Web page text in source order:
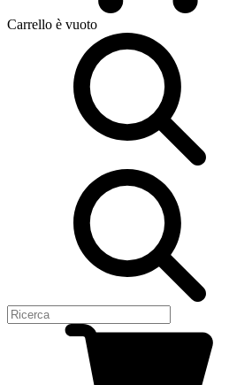
Carrello è vuoto